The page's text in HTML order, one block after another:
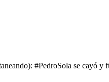
#PedroSola se cayó